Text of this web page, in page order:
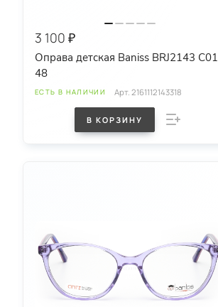
3 100 ₽
Оправа детская Baniss BRJ2143 C01
48
ЕСТЬ В НАЛИЧИИ Арт.2161112143318
В КОРЗИНУ